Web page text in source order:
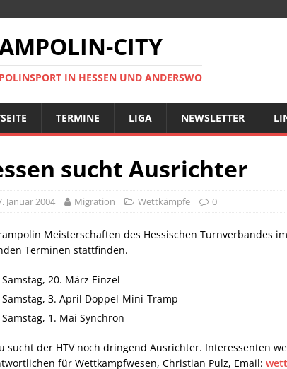
CITY
IN HESSEN UND ANDERSWO
TERMINE LIGA NEWSLETTER
sucht Ausrichter
Januar 2004 Migration Wettkämpfe 0
Meisterschaften des Hessischen Turnverbandes
Terminen stattfinden.
Samstag, 20. März Einzel
Samstag, 3. April Doppel-Mini-Tramp
Samstag, 1. Mai Synchron
sucht der HTV noch dringend Ausrichter. Interessenten
für Wettkampfwesen, Christian Pulz, Email: